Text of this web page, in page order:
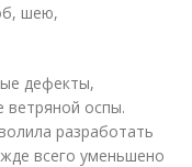
шею,
дефекты,
ветряной оспы.
разработать
всего уменьшено